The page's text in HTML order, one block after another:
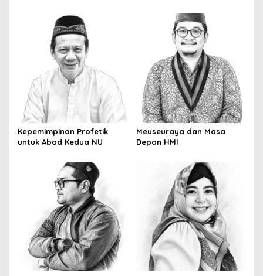
Kepemimpinan Profetik
untuk Abad Kedua NU
Meuseuraya dan Masa
Depan HMI